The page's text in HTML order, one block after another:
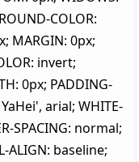
COLOR:
MARGIN: 0px;
invert;
0px; PADDING-
arial; WHITE-
SPACING: normal;
ALIGN: baseline;